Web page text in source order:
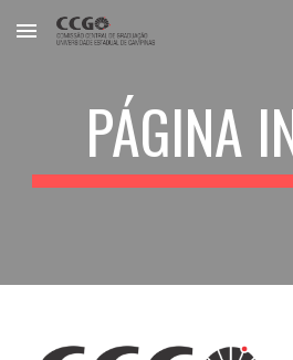
Skip to main content
PÁGINA